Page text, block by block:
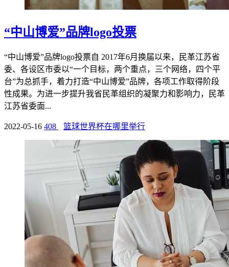
“中山博爱”品牌logo投票
“中山博爱”品牌logo投票自 2017年6月换届以来，民革江苏省
委、各设区市委以“一个目标，两个重点，三个网络，四个平
台”为总抓手，着力打造“中山博爱”品牌，各项工作取得阶段
性成果。为进一步提升我省民革组织的凝聚力和影响力，民革
江苏省委面...
2022-05-16 408 篮球世界杯在哪里举行